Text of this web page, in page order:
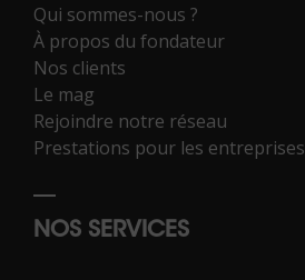
Qui sommes-nous ?
À propos du fondateur
Nos clients
Le mag
Rejoindre notre réseau
Prestations pour les entreprises
NOS SERVICES